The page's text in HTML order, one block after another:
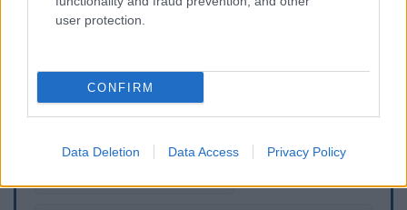
user protection.
CONFIRM
Data Deletion Data Access Privacy Policy
(Θερμοκήπιο μετά τον ανεμοστρόβιλο στην
Κρήτη/radiolasithi.gr)
Τα σχολιά σας δημοσιεύονται άμεσα με δική σας ευθύνη. Το
ΕΘΝΟΣ θα παρεμβαίνει και τα προσβλητικά σχόλια θα